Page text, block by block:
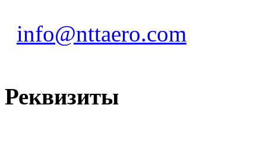
info@nttaero.com
Реквизиты